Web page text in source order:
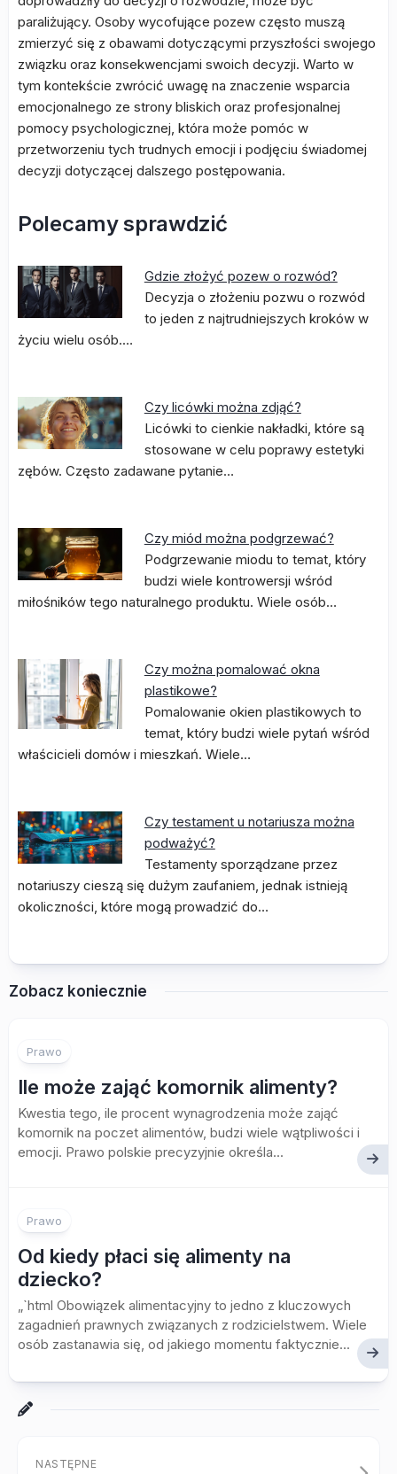
paraliżujący. Osoby wycofujące pozew często muszą
zmierzyć się z obawami dotyczącymi przyszłości swojego
związku oraz konsekwencjami swoich decyzji. Warto w
tym kontekście zwrócić uwagę na znaczenie wsparcia
emocjonalnego ze strony bliskich oraz profesjonalnej
pomocy psychologicznej, która może pomóc w
przetworzeniu tych trudnych emocji i podjęciu świadomej
decyzji dotyczącej dalszego postępowania.
Polecamy sprawdzić
Gdzie złożyć pozew o rozwód?
Decyzja o złożeniu pozwu o rozwód
to jeden z najtrudniejszych kroków w
życiu wielu osób.…
Czy licówki można zdjąć?
Licówki to cienkie nakładki, które są
stosowane w celu poprawy estetyki
zębów. Często zadawane pytanie…
Czy miód można podgrzewać?
Podgrzewanie miodu to temat, który
budzi wiele kontrowersji wśród
miłośników tego naturalnego produktu. Wiele osób…
Czy można pomalować okna
plastikowe?
Pomalowanie okien plastikowych to
temat, który budzi wiele pytań wśród
właścicieli domów i mieszkań. Wiele…
Czy testament u notariusza można
podważyć?
Testamenty sporządzane przez
notariuszy cieszą się dużym zaufaniem, jednak istnieją
okoliczności, które mogą prowadzić do…
Zobacz koniecznie
Prawo
Ile może zająć komornik alimenty?
Kwestia tego, ile procent wynagrodzenia może zająć
komornik na poczet alimentów, budzi wiele wątpliwości i
emocji. Prawo polskie precyzyjnie określa...
Prawo
Od kiedy płaci się alimenty na
dziecko?
„`html Obowiązek alimentacyjny to jedno z kluczowych
zagadnień prawnych związanych z rodzicielstwem. Wiele
osób zastanawia się, od jakiego momentu faktycznie...
NASTĘPNE